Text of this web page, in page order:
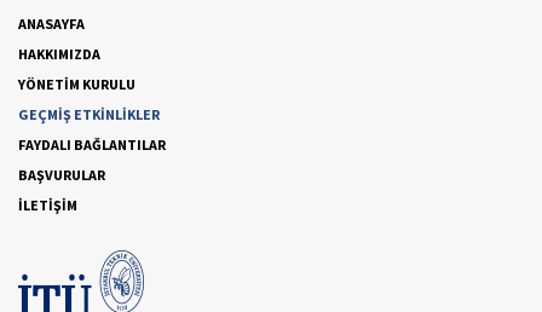
ANASAYFA
HAKKIMIZDA
YÖNETİM KURULU
GEÇMİŞ ETKİNLİKLER
FAYDALI BAĞLANTILAR
BAŞVURULAR
İLETİŞİM